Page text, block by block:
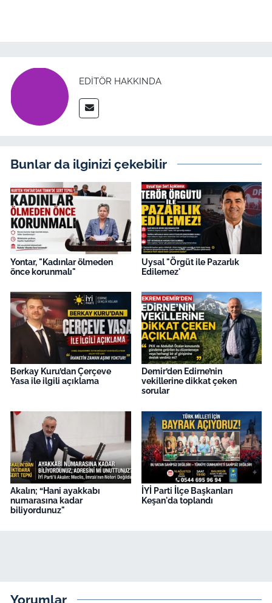
EDITÖR HAKKINDA
Bunlar da ilginizi çekebilir
Yontar, "Kadınlar ölmeden
önce korunmalı"
Uysal "Örgüt ile Pazarlık
Edilemez'
Berkay Kuru’dan Çerçeve
Yasa ile ilgili açıklama
Demir’den Edirne’nin
vekillerine dikkat çeken
sorular
Akalın; “Hani ayakkabı
numarasına kadar
biliyordunuz"
İYİ Parti İlçe Başkanları
Keşan'da toplandı
Yorumlar